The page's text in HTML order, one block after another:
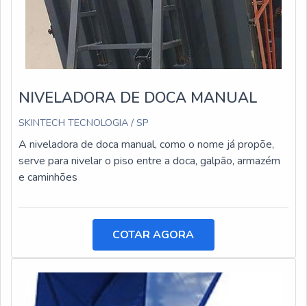
NIVELADORA DE DOCA MANUAL
SKINTECH TECNOLOGIA / SP
A niveladora de doca manual, como o nome já propõe,
serve para nivelar o piso entre a doca, galpão, armazém
e caminhões
COTAR AGORA